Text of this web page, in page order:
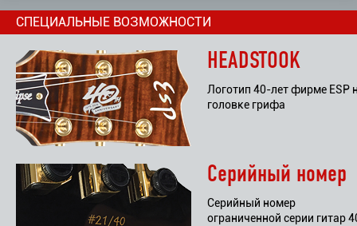
СПЕЦИАЛЬНЫЕ ВОЗМОЖНОСТИ
HEADSTOOK
Логотип 40-лет фирме ESP
головке грифа
Серийный номер
Серийный номер
ограниченной серии гитар